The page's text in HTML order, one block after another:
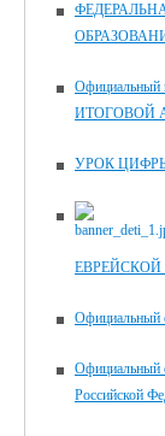
ИТОГОВОЙ
УРОК
Официальный
Официальный
Российской